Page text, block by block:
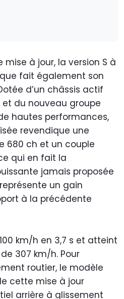
mise à jour, la version S à
fait également son
d’un châssis actif
du nouveau groupe
hautes performances,
revendique une
680 ch et un couple
qui en fait la
jamais proposée
un gain
à la précédente
km/h en 3,7 s et atteint
307 km/h. Pour
routier, le modèle
cette mise à jour
arrière à glissement